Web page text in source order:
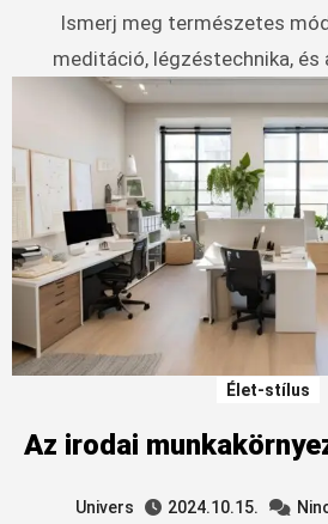
Ismerj meg természetes
meditáció, légzéstechnika,
Élet-stílus
Az irodai
Univers 2024.10.15.